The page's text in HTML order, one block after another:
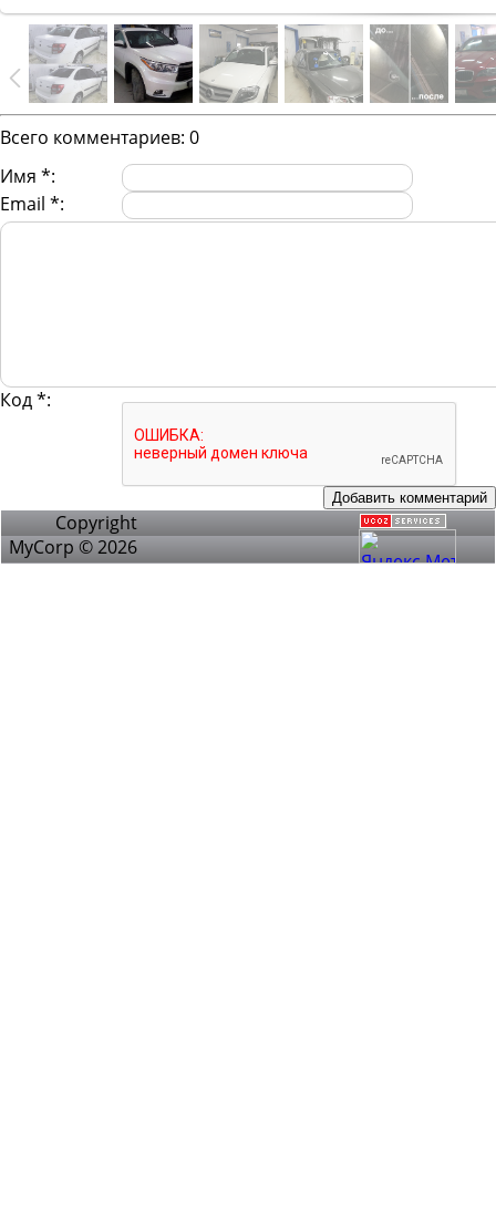
Всего комментариев: 0
Имя *:
Email *:
Код *:
Copyright
MyCorp © 2026